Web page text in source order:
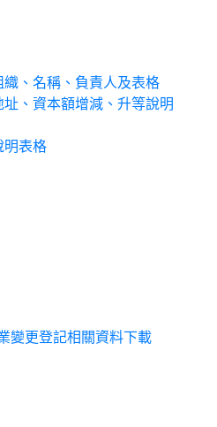
、名稱、負責人及表格
、資本額增減、升等說明
明表格
變更登記相關資料下載